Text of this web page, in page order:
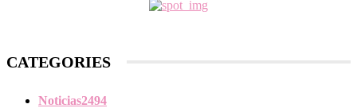
CATEGORIES
Noticias2494